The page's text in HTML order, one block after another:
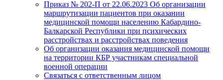
Приказ № 202-П от 22.06.2023 Об организации
маршрутизации пациентов при оказании
медицинской помощи населению Кабардино-
Балкарской Республики при психических
расстройствах и расстройствах поведения
Об организации оказания медицинской помощи
на территории КБР участникам специальной
военной операции
Связаться с ответственным лицом